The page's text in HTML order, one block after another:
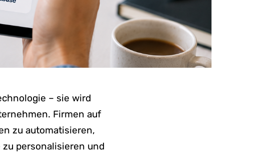
– sie wird
Firmen auf
zu automatisieren,
personalisieren und